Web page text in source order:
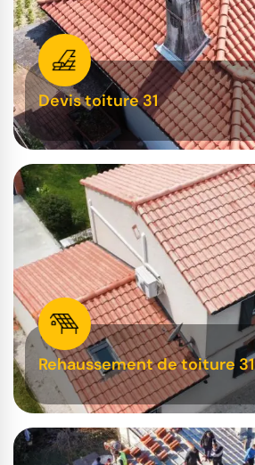
Devis toiture 31
Rehaussement de toiture 31